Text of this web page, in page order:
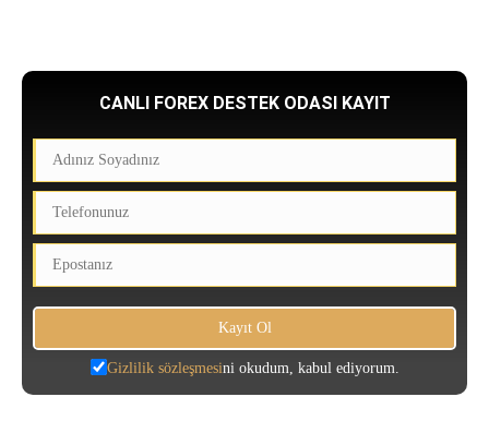
CANLI FOREX DESTEK ODASI KAYIT
Gizlilik sözleşmesini okudum, kabul ediyorum.